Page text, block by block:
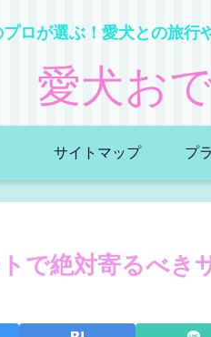
プロが選ぶ！愛犬との旅行
愛犬お
サイトマップ プ
で絶対寄るべき